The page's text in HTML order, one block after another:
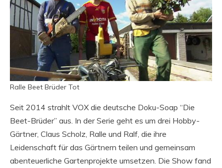
Ralle Beet Brüder Tot
Seit 2014 strahlt VOX die deutsche Doku-Soap “Die
Beet-Brüder” aus. In der Serie geht es um drei Hobby-
Gärtner, Claus Scholz, Ralle und Ralf, die ihre
Leidenschaft für das Gärtnern teilen und gemeinsam
abenteuerliche Gartenprojekte umsetzen. Die Show fand